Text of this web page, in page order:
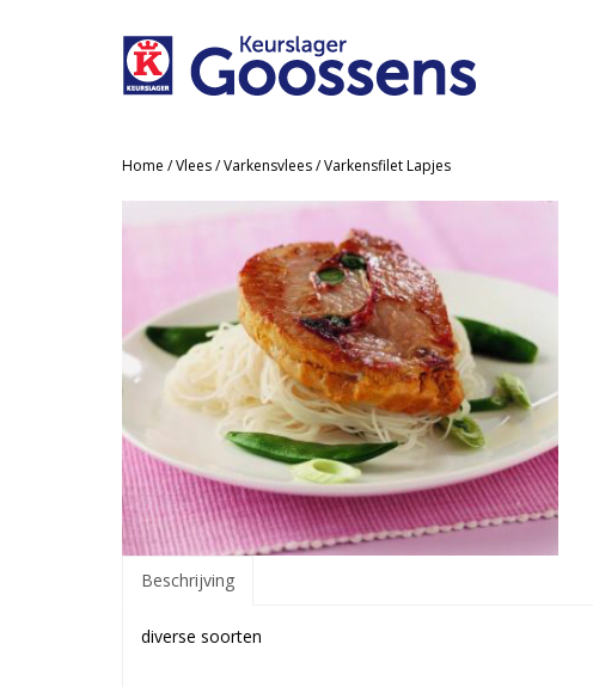
Home /Vlees/Varkensvlees/ Varkensfilet Lapjes
Beschrijving
diverse soorten